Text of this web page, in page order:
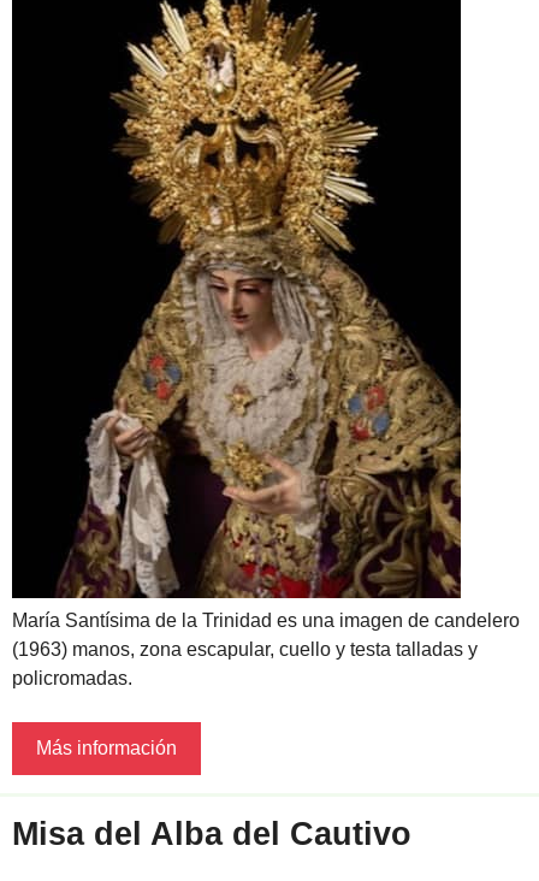
María Santísima de la Trinidad es una imagen de candelero
(1963) manos, zona escapular, cuello y testa talladas y
policromadas.
Más información
Misa del Alba del Cautivo